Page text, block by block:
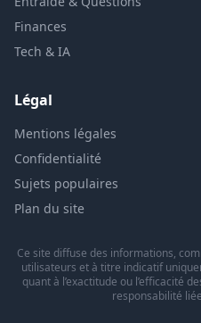
Finances
Tech & IA
Légal
Mentions légales
Confidentialité
Sujets populaires
Plan du site
Ce site diffuse des informations,
utilisateurs et à titre indicatif
quant à l’exactitude ou l’efficacité
responsabilité